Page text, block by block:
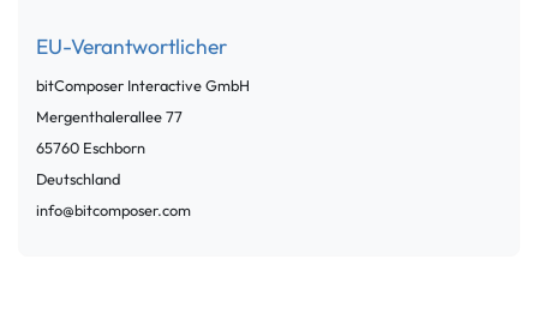
EU-Verantwortlicher
bitComposer Interactive GmbH
Mergenthalerallee77
65760 Eschborn
Deutschland
info@bitcomposer.com